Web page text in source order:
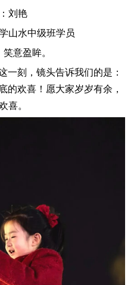
刘艳
山水中级班学员
意盈眸。
一刻，镜头告诉我们的是：
的欢喜！愿大家岁岁有余，
喜。